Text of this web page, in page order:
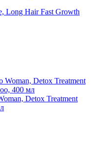
Long Hair Fast Growth
Detox Treatment